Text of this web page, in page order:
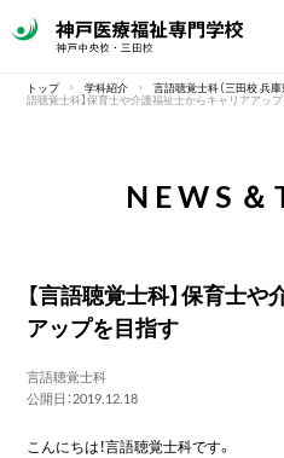
トップ 学科紹介 言語聴覚士科（三田校 兵庫
語聴覚士科】保育士や介護福祉士からキャリアアッ
NEWS
【言語聴覚士科】保育士
アップを目指す
言語聴覚士科
公開日：2019.12.18
こんにちは！言語聴覚士科です。